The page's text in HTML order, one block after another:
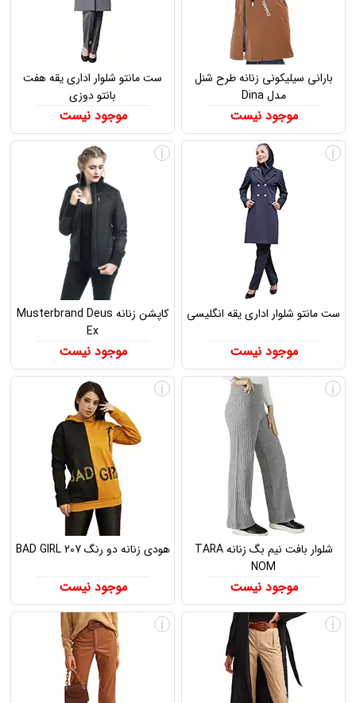
بارانی سیلیکونی زنانه طرح شنل
مدل Dina
موجود نیست
ست مانتو شلوار اداری یقه هفت
بانتو دوزی
موجود نیست
ست مانتو شلوار اداری یقه انگلیسی
موجود نیست
i
کاپشن زنانه Musterbrand Deus
Ex
موجود نیست
i
شلوار بافت نیم بگ زنانه TARA
NOM
موجود نیست
i
هودی زنانه دو رنگ BAD GIRL 207
موجود نیست
i
i
i